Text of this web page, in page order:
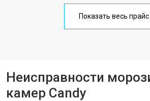
Показать весь прайс
Неисправности
камер Candy